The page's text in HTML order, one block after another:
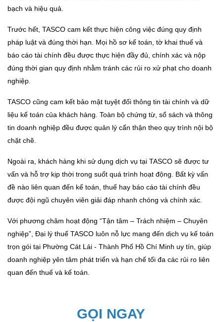
bạch và hiệu quả.
Trước hết, TASCO cam kết thực hiện công việc đúng quy định
pháp luật và đúng thời hạn. Mọi hồ sơ kế toán, tờ khai thuế và
báo cáo tài chính đều được thực hiện đầy đủ, chính xác và nộp
đúng thời gian quy định nhằm tránh các rủi ro xử phạt cho doanh
nghiệp.
TASCO cũng cam kết bảo mật tuyệt đối thông tin tài chính và dữ
liệu kế toán của khách hàng. Toàn bộ chứng từ, sổ sách và thông
tin doanh nghiệp đều được quản lý cẩn thận theo quy trình nội bộ
chặt chẽ.
Ngoài ra, khách hàng khi sử dụng dịch vụ tại TASCO sẽ được tư
vấn và hỗ trợ kịp thời trong suốt quá trình hoạt động. Bất kỳ vấn
đề nào liên quan đến kế toán, thuế hay báo cáo tài chính đều
được đội ngũ chuyên viên giải đáp nhanh chóng và chính xác.
Với phương châm hoạt động “Tận tâm – Trách nhiệm – Chuyên
nghiệp”, Đại lý thuế TASCO luôn nỗ lực mang đến dịch vụ kế toán
trọn gói tại Phường Cát Lái - Thành Phố Hồ Chí Minh uy tín, giúp
doanh nghiệp yên tâm phát triển và hạn chế tối đa các rủi ro liên
quan đến thuế và kế toán.
GỌI NGAY